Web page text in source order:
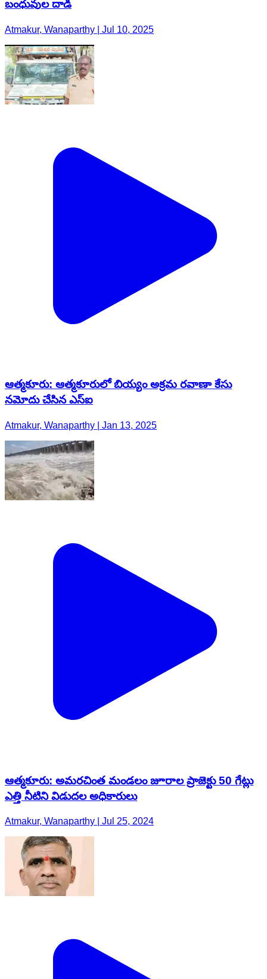
బంధువుల దాడి
Atmakur, Wanaparthy | Jul 10, 2025
ఆత్మకూరు: ఆత్మకూరులో బియ్యం అక్రమ రవాణా కేసు
నమోదు చేసిన ఎస్ఐ
Atmakur, Wanaparthy | Jan 13, 2025
ఆత్మకూరు: అమరచింత మండలం జూరాల ప్రాజెక్టు 50 గేట్లు
ఎత్తి నీటిని విడుదల అధికారులు
Atmakur, Wanaparthy | Jul 25, 2024